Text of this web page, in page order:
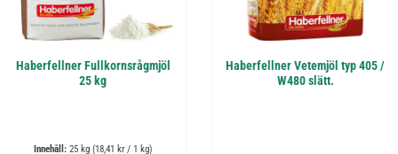
Haberfellner Fullkornsrågmjöl
25 kg
Innehåll: 25 kg (18,41 kr / 1 kg)
Haberfellner Vetemjöl typ 405 /
W480 slätt.